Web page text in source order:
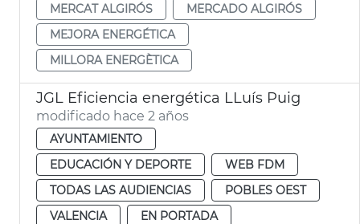
MERCAT ALGIRÓS
MERCADO ALGIRÓS
MEJORA ENERGÉTICA
MILLORA ENERGÈTICA
JGL Eficiencia energética LLuís Puig
modificado hace 2 años
AYUNTAMIENTO
EDUCACIÓN Y DEPORTE
WEB FDM
TODAS LAS AUDIENCIAS
POBLES OEST
VALENCIA
EN PORTADA